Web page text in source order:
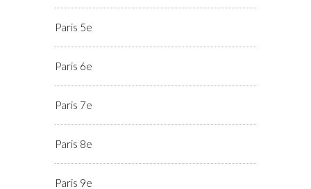
Paris 5e
Paris 6e
Paris 7e
Paris 8e
Paris 9e